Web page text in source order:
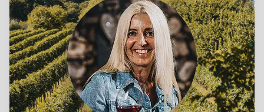
letzten Jahren auch sogenannte "vertikale Bardolino"-
Jahrgänge entstanden.Produktdetails anzeigen →